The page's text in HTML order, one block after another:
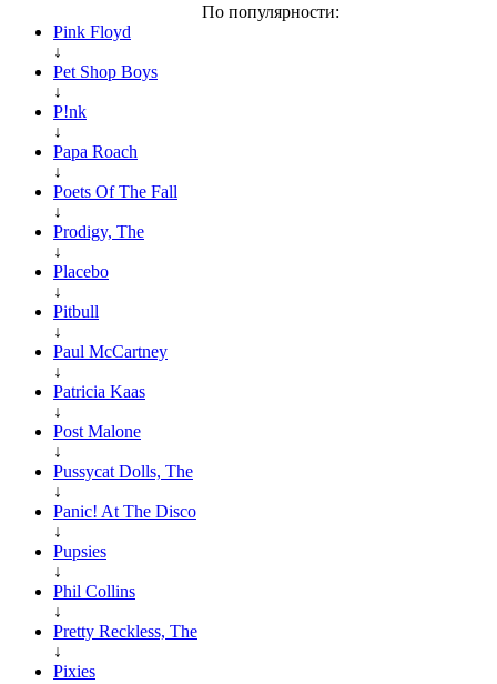
По популярности:
Pink Floyd
↓
Pet Shop Boys
↓
P!nk
↓
Papa Roach
↓
Poets Of The Fall
↓
Prodigy, The
↓
Placebo
↓
Pitbull
↓
Paul McCartney
↓
Patricia Kaas
↓
Post Malone
↓
Pussycat Dolls, The
↓
Panic! At The Disco
↓
Pupsies
↓
Phil Collins
↓
Pretty Reckless, The
↓
Pixies